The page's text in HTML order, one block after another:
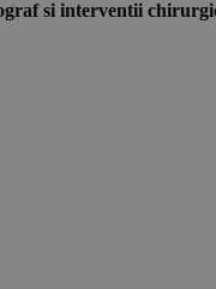
si interventii